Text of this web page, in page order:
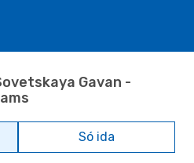
Gavan -
Só ida